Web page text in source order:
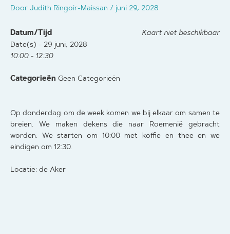
Door Judith Ringoir-Maissan / juni 29, 2028
Kaart niet beschikbaar
Datum/Tijd
Date(s) - 29 juni, 2028
10:00 - 12:30
Categorieën Geen Categorieën
Op donderdag om de week komen we bij elkaar om samen te
breien. We maken dekens die naar Roemenië gebracht
worden. We starten om 10:00 met koffie en thee en we
eindigen om 12:30.
Locatie: de Aker